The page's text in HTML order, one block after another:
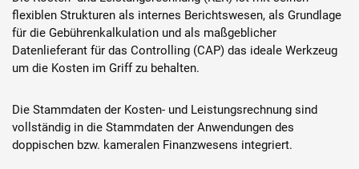
Karriere
Über die AKDB
flexiblen Strukturen als internes Berichtswesen, als Grundlage
für die Gebührenkalkulation und als maßgeblicher
Datenlieferant für das Controlling (CAP) das ideale Werkzeug
um die Kosten im Griff zu behalten.
Die Stammdaten der Kosten- und Leistungsrechnung sind
vollständig in die Stammdaten der Anwendungen des
doppischen bzw. kameralen Finanzwesens integriert.